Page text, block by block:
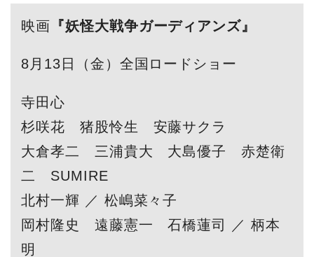
映画 『妖怪大戦争ガーディアンズ』
8月13日（金）全国ロードショー
寺田心
杉咲花 猪股怜生 安藤サクラ
大倉孝二 三浦貴大 大島優子 赤楚衛
二 SUMIRE
北村一輝 ／ 松嶋菜々子
岡村隆史 遠藤憲一 石橋蓮司 ／ 柄本
明